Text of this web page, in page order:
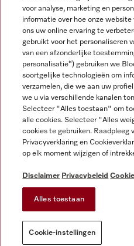
Disclaimer
Algemene voorwaarden en
Privacybeleid
Gebruiksvoorwaarden
Toegankelijkheidsverklaring
Digital Services Act
Cookie-instellingen
Miele op Instagram
Miele op Facebook
Miele op Youtube
voor analyse, marketing en
informatie over hoe onze
ons uw online ervaring te
gebruikt voor het personaliseren
van een afzonderlijke
personalisatie“) gebruiken we
soortgelijke technologieën om
verzamelen, die we aan uw
we u via verschillende kanalen
Selecteer "Alles toestaan" om
alle cookies. Selecteer "Alles
cookies te gebruiken. Raadpleeg
Privacyverklaring en
op elk moment wijzigen of
Disclaimer Privacybeleid
Alles toestaan
Cookie-instellingen